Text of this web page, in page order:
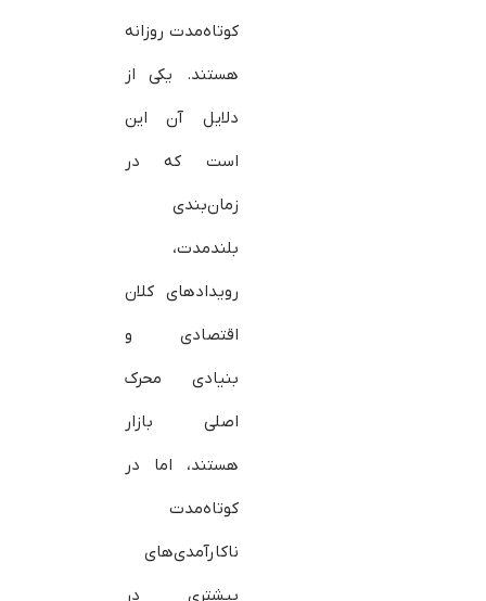
کوتاه‌مدت روزانه
هستند. یکی از
دلایل آن این
است که در
زمان‌بندی
بلند‌مدت،
رویدادهای کلان
اقتصادی و
بنیادی محرک
اصلی بازار
هستند، اما در
کوتاه‌مدت
ناکارآمدی‌های
بیشتری در